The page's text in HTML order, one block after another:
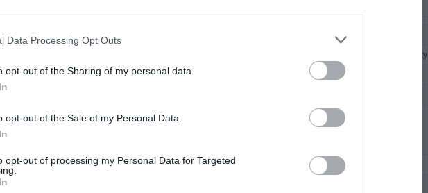
Data Processing Opt Outs
opt-out of the Sharing of my personal data.
opt-out of the Sale of my Personal Data.
opt-out of processing my Personal Data for Targeted
LOGILINK CP2087U LOGILINK Patchcord CAT 6 U/UTP EconLine 7,5m żółty
LOGILINK
CAT6
7.500 metr